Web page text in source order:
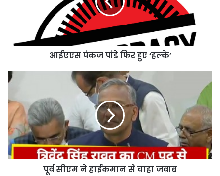
आईएएस पंकज पांडे फिर हुए ‘हल्के’
पूर्व
सीएम
हाईकमान
चाहा
जवाब
पूर्व सीएम ने हाईकमान से चाहा जवाब